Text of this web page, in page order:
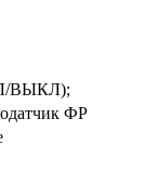
ВЫКЛ);
ФР